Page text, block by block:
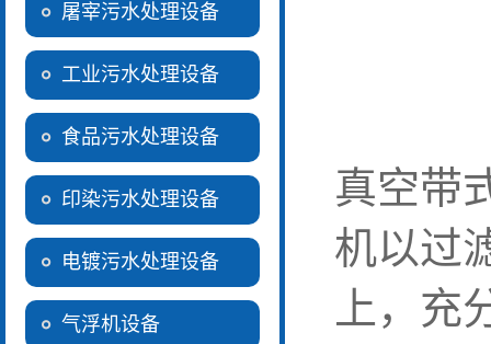
屠宰污水处理设备
工业污水处理设备
食品污水处理设备
印染污水处理设备
电镀污水处理设备
气浮机设备
真空带
机以过
上，